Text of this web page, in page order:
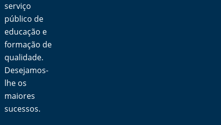
serviço
público de
educação e
formação de
qualidade.
Desejamos-
lhe os
maiores
sucessos.